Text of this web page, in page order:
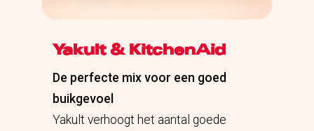
Yakult & KitchenAid
De perfecte mix voor een goed
buikgevoel
Yakult verhoogt het aantal goede